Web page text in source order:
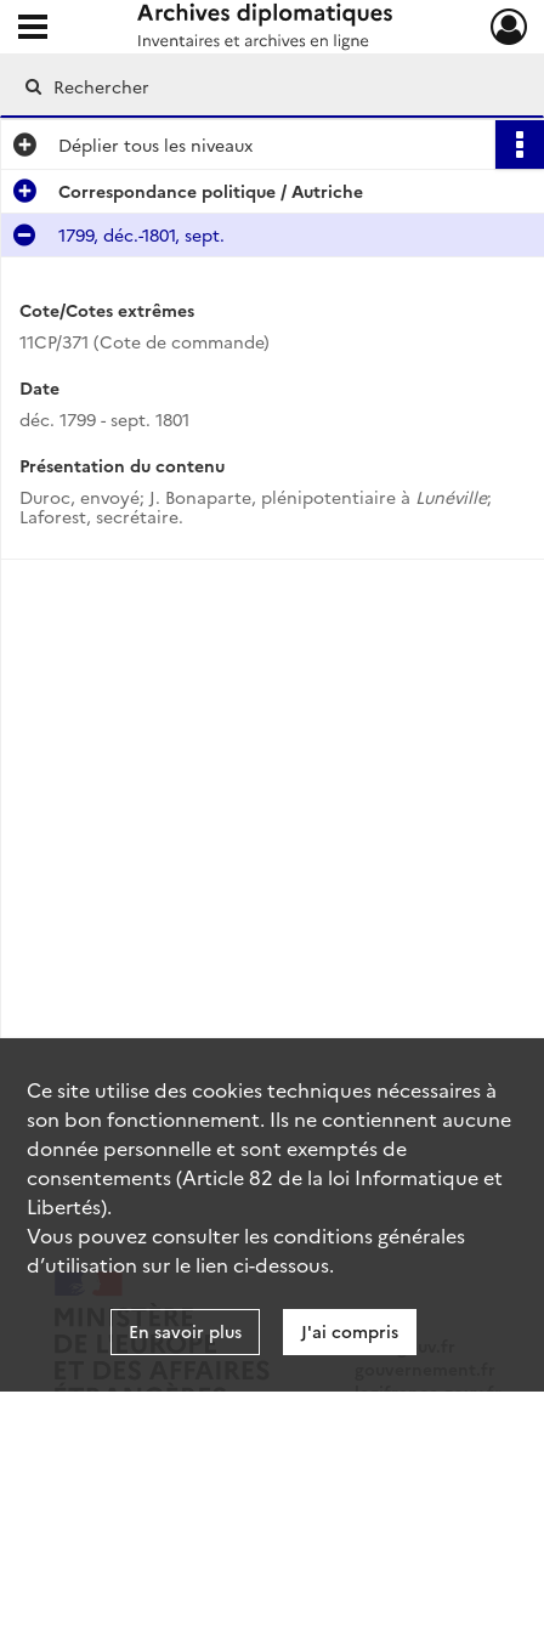
Archives diplomatiques
Ouvrir le menu déroulant
Déplier tous les niveaux
Correspondance politique / Autriche
1799, déc.-1801, sept.
Cote/Cotes extrêmes
11CP/371 (Cote de commande)
Date
déc. 1799 - sept. 1801
Présentation du contenu
Duroc, envoyé; J. Bonaparte, plénipotentiaire à Lunéville;
Laforest, secrétaire.
data.gouv.fr
legifrance.gouv.fr
Ce site utilise descookiestechniques nécessaires à
son bon fonctionnement. Ils ne contiennent aucune
donnée personnelle et sont exemptés de
consentements (Article 82 de la loi Informatique et
Libertés).
Vous pouvez consulter les conditions générales
d’utilisation sur le lien ci-dessous.
En savoir plus J'ai compris